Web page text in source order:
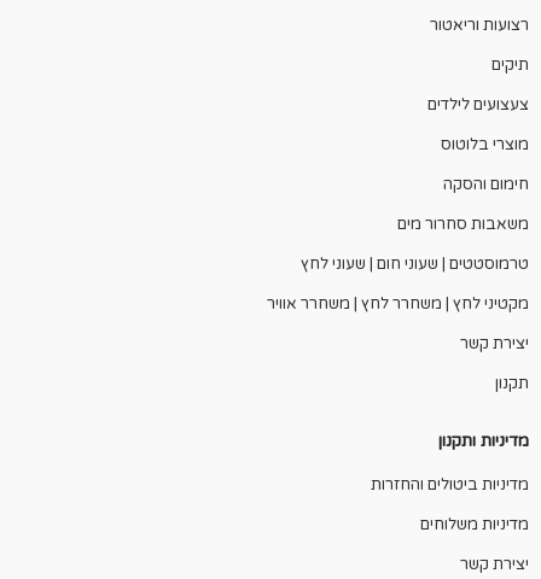
רצועות וריאטור
תיקים
צעצועים לילדים
מוצרי בלוטוס
חימום והסקה
משאבות סחרור מים
טרמוסטטים | שעוני חום | שעוני לחץ
מקטיני לחץ | משחרר לחץ | משחרר אוויר
יצירת קשר
תקנון
מדיניות ותקנון
מדיניות ביטולים והחזרות
מדיניות משלוחים
יצירת קשר